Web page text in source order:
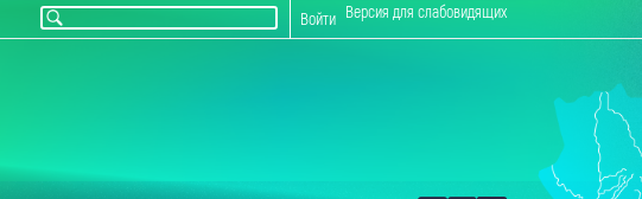
Версия для слабовидящих
Войти